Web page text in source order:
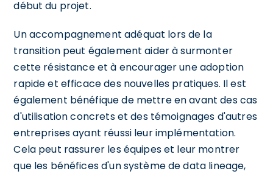
début du projet.
Un accompagnement adéquat lors de la
transition peut également aider à surmonter
cette résistance et à encourager une adoption
rapide et efficace des nouvelles pratiques. Il est
également bénéfique de mettre en avant des cas
d'utilisation concrets et des témoignages d'autres
entreprises ayant réussi leur implémentation.
Cela peut rassurer les équipes et leur montrer
que les bénéfices d'un système de data lineage,